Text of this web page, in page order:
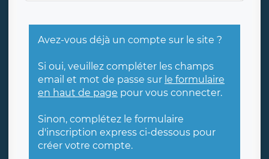
Avez-vous déjà un compte sur le site ?
Si oui, veuillez compléter les champs
email et mot de passe sur le formulaire
en haut de page pour vous connecter.
Sinon, complétez le formulaire
d'inscription express ci-dessous pour
créer votre compte.